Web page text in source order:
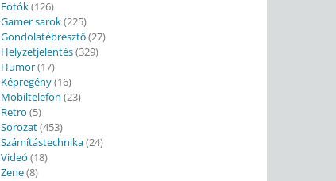
Fotók(126)
Gamer sarok(225)
Gondolatébresztő(27)
Helyzetjelentés(329)
Humor(17)
Képregény(16)
Mobiltelefon (23)
Retro (5)
Sorozat(453)
Számítástechnika(24)
Videó (18)
Zene(8)